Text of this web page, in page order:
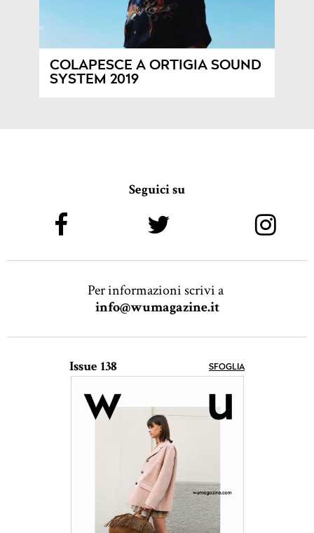
COLAPESCE A ORTIGIA SOUND
SYSTEM 2019
Seguici su
Per informazioni scrivi a
info@wumagazine.it
Issue 138 SFOGLIA